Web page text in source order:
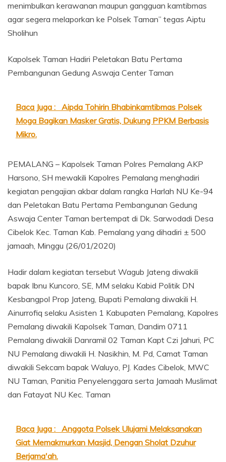
menimbulkan kerawanan maupun gangguan kamtibmas
agar segera melaporkan ke Polsek Taman” tegas Aiptu
Sholihun
Kapolsek Taman Hadiri Peletakan Batu Pertama
Pembangunan Gedung Aswaja Center Taman
Baca Juga : Aipda Tohirin Bhabinkamtibmas Polsek
Moga Bagikan Masker Gratis, Dukung PPKM Berbasis
Mikro.
PEMALANG – Kapolsek Taman Polres Pemalang AKP
Harsono, SH mewakili Kapolres Pemalang menghadiri
kegiatan pengajian akbar dalam rangka Harlah NU Ke-94
dan Peletakan Batu Pertama Pembangunan Gedung
Aswaja Center Taman bertempat di Dk. Sarwodadi Desa
Cibelok Kec. Taman Kab. Pemalang yang dihadiri ± 500
jamaah, Minggu (26/01/2020)
Hadir dalam kegiatan tersebut Wagub Jateng diwakili
bapak Ibnu Kuncoro, SE, MM selaku Kabid Politik DN
Kesbangpol Prop Jateng, Bupati Pemalang diwakili H.
Ainurrofiq selaku Asisten 1 Kabupaten Pemalang, Kapolres
Pemalang diwakili Kapolsek Taman, Dandim 0711
Pemalang diwakili Danramil 02 Taman Kapt Czi Jahuri, PC
NU Pemalang diwakili H. Nasikhin, M. Pd, Camat Taman
diwakili Sekcam bapak Waluyo, PJ. Kades Cibelok, MWC
NU Taman, Panitia Penyelenggara serta Jamaah Muslimat
dan Fatayat NU Kec. Taman
Baca Juga : Anggota Polsek Ulujami Melaksanakan
Giat Memakmurkan Masjid, Dengan Sholat Dzuhur
Berjama'ah.